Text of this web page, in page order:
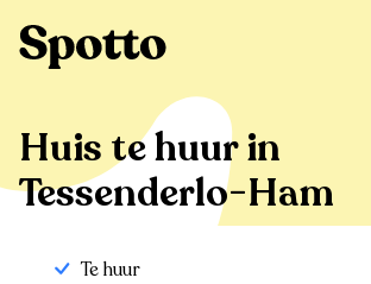
Tessenderlo-Ham
Huis te huur in
Tessenderlo-Ham
Te huur